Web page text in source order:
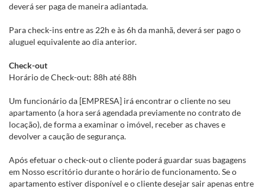
deverá ser paga de maneira adiantada.
Para check-ins entre as 22h e às 6h da manhã, deverá ser pago o
aluguel equivalente ao dia anterior.
Check-out
Horário de Check-out: 88h até 88h
Um funcionário da [EMPRESA] irá encontrar o cliente no seu
apartamento (a hora será agendada previamente no contrato de
locação), de forma a examinar o imóvel, receber as chaves e
devolver a caução de segurança.
Após efetuar o check-out o cliente poderá guardar suas bagagens
em Nosso escritório durante o horário de funcionamento. Se o
apartamento estiver disponível e o cliente desejar sair apenas entre